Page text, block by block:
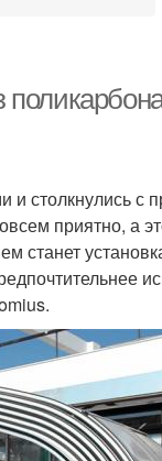
и столкнулись с
приятно, а
станет